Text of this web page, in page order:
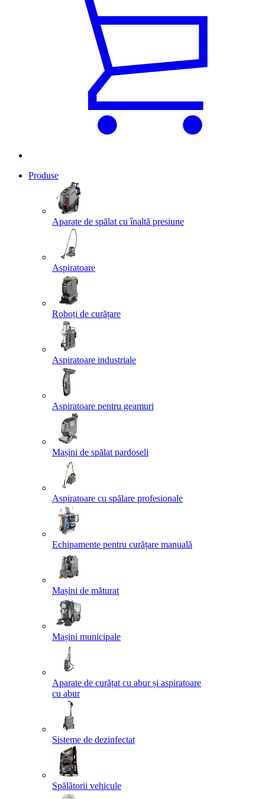
Produse
Aparate de spălat cu înaltă presiune
Aspiratoare
Roboți de curățare
Aspiratoare industriale
Aspiratoare pentru geamuri
Mașini de spălat pardoseli
Aspiratoare cu spălare profesionale
Echipamente pentru curățare manuală
Mașini de măturat
Mașini municipale
Aparate de curățat cu abur și aspiratoare
cu abur
Sisteme de dezinfectat
Spălătorii vehicule